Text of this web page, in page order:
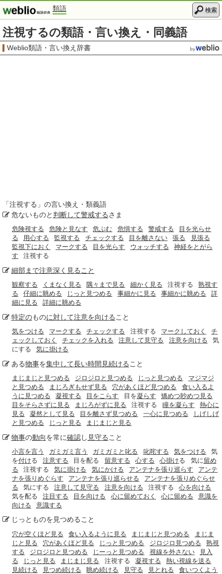
類語 検索
注視するの類語・言い換え・同義語
Weblio類語・言い換え辞書
「注視する 」の言い換え・類義語
危ないものと 判断して警戒するさま
危険視する 危険と見なす 危ぶむ 危惧する 警戒する
目を光らせ
る
用心する 監視する チェックする 目を離さない 張る
見張る
監視下におく
マークする 目を光らす ウォッチする
神経をとがら
す
注視する
細部まで注意深く 見ること
観察する くまなく見る 隅々まで見る 細かく見る 注視する
熟視す
る
仔細に眺める じっと見つめる 事細かに見る 事細かに眺める
詳
細に見る
詳細に眺める
特定のものに対して注意を向ける こと
気をつける マークする チェックする 注視する マークしておく
チ
ェックしておく
チェックを入れる 注意して見守る 注意を向ける
気
にする
気に掛ける
ある物事を集中して長い時間 見続ける こと
まじまじと見つめる ジロジロと見つめる じっと見つめる
マジマジ
と見つめる
まじろぎもせず見る 穴があくほど見つめる
食い入るよ
うに見つめる
凝視する 目をこらす 目を凝らす
矯めつ眇めつ見る
目をそらさずに見る
まじろがずに見る 注視する 瞳を凝らす
熱心に
見る
凝然として見る 目を離さず見つめる 一心に見つめる
しげしげ
と見つめる
じっと見る まじまじと見る
物事の動向を常に確認し 見守る こと
小言を言う ガミガミ言う ガミガミと叱る 叱咤する 気をつける
気
を付ける 注意する 目を配る 留意する 心する 心掛ける 気に留め
る
注視する 気に掛ける 気にかける アンテナを張り巡らす
アンテ
ナを張りめぐらす
アンテナを張り巡らせる
アンテナを張りめぐらせ
る
気にする 注意して見守る 注意を向ける 注視する
心を向ける
気を配る
注目する 目を向ける 心に留めておく 心に留める
意識を
向ける
意識する
じっとものを見つめること
穴が空くほど見る 食い入るように見る まじまじと見つめる
まじま
じと見る
穴があくほど見る じっと見つめる ジロジロ見つめる
熟視
する
ジロジロと見つめる じーっと見つめる 視線を外さない
見入
る
じっと見る まじまじ見る 注視する 凝視する
熱い視線を送る
見続ける
見つめ続ける 眺め続ける 見守る 見とれる
食いつくよう